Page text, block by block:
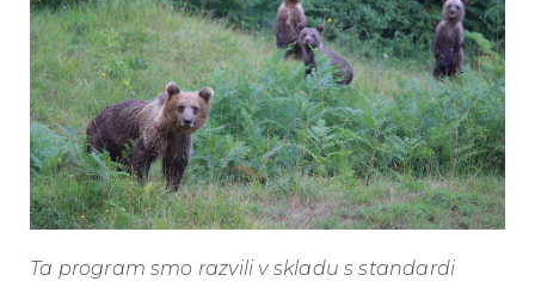
Ta program smo razvili v skladu s standardi